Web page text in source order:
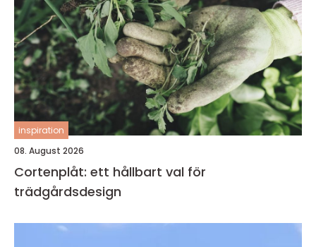
inspiration
08. August 2026
Cortenplåt: ett hållbart val för
trädgårdsdesign